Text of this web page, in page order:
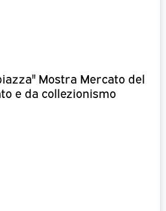
Mostra Mercato del
e da collezionismo